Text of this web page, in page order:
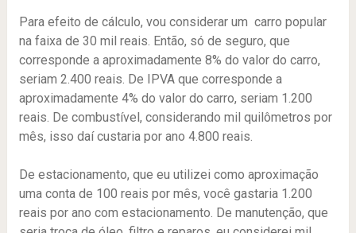
Para efeito de cálculo, vou considerar um carro popular
na faixa de 30 mil reais. Então, só de seguro, que
corresponde a aproximadamente 8% do valor do carro,
seriam 2.400 reais. De IPVA que corresponde a
aproximadamente 4% do valor do carro, seriam 1.200
reais. De combustível, considerando mil quilômetros por
mês, isso daí custaria por ano 4.800 reais.
De estacionamento, que eu utilizei como aproximação
uma conta de 100 reais por mês, você gastaria 1.200
reais por ano com estacionamento. De manutenção, que